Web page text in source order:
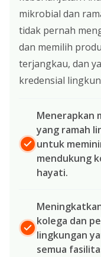
mikrobial dan
tidak pernah
dan memilih
terjangkau, dan
kredensial
Menerapkan
yang ramah
untuk
mendukung
hayati.
kolega dan
lingkungan
semua